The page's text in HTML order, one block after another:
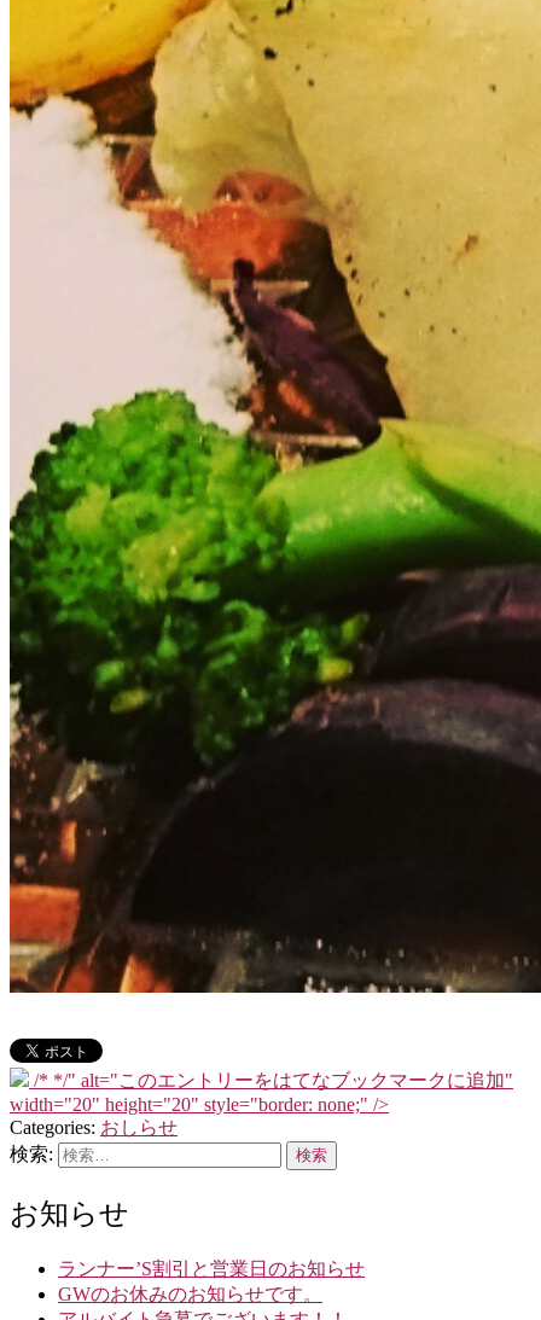
/* */" alt="このエントリーをはてなブックマークに追加"
width="20" height="20" style="border: none;" />
Categories: おしらせ
検索:
お知らせ
ランナー’S割引と営業日のお知らせ
GWのお休みのお知らせです。